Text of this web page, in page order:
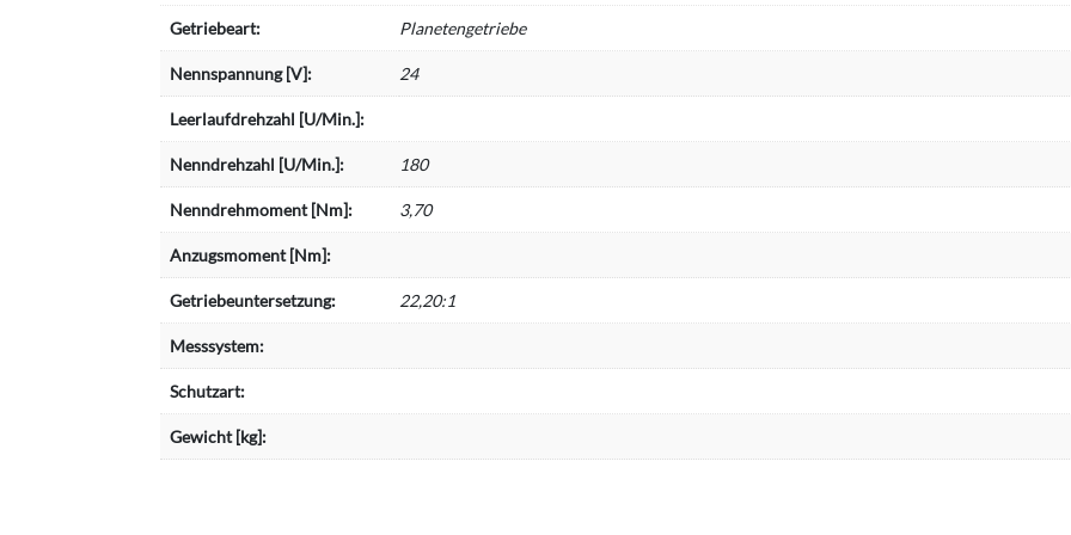
Getriebeart: Planetengetriebe
Nennspannung [V]: 24
Leerlaufdrehzahl [U/Min.]:
Nenndrehzahl [U/Min.]: 180
Nenndrehmoment [Nm]: 3,70
Anzugsmoment [Nm]:
Getriebeuntersetzung: 22,20:1
Messsystem:
Schutzart:
Gewicht [kg]: